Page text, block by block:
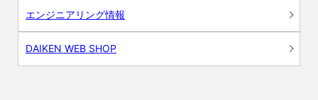
エンジニアリング情報
DAIKEN WEB SHOP